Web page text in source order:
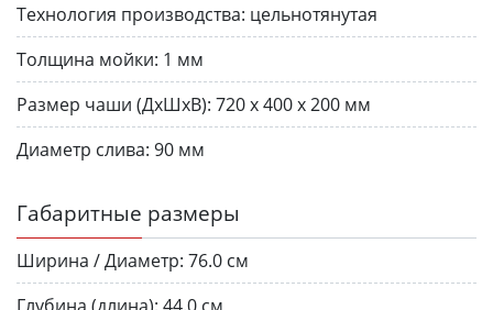
Технология производства: цельнотянутая
Толщина мойки: 1 мм
Размер чаши (ДхШхВ): 720 х 400 х 200 мм
Диаметр слива: 90 мм
Габаритные размеры
Ширина / Диаметр: 76.0 см